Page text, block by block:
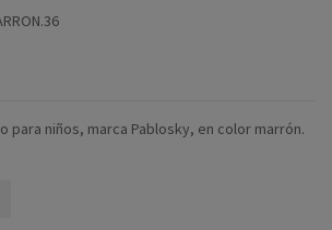
para niños, marca Pablosky, en color marrón.